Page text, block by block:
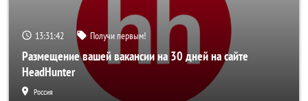
13:31:40 Получи первым!
Размещение вашей вакансии на 30 дней на сайте
HeadHunter
Россия